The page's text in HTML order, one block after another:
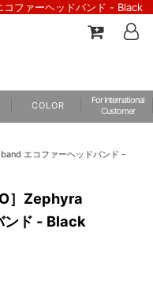
コファーヘッドバンド - Black
C O L O R
For International
Customer
エコファーヘッドバンド -
］Zephyra
ンド - Black